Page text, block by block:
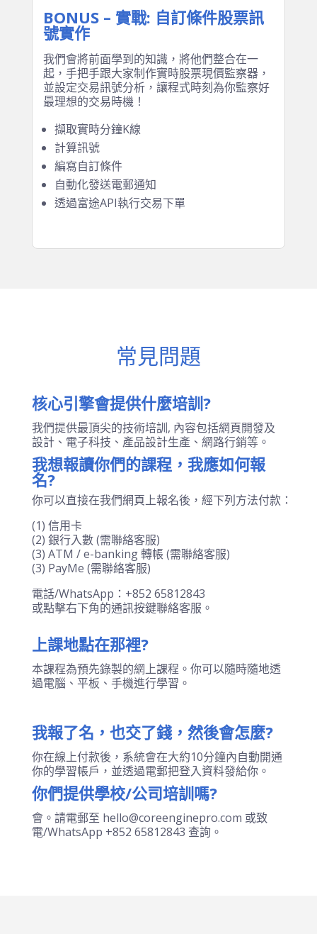
BONUS – 實戰: 自訂條件股票訊
號實作
我們會將前面學到的知識，將他們整合在一
起，手把手跟大家制作實時股票現價監察器，
並設定交易訊號分析，讓程式時刻為你監察好
最理想的交易時機！
擷取實時分鐘K線
計算訊號
自動化發送電郵通知
常見問題
核心引擎會提供什麼培訓?
我們提供最頂尖的技術培訓, 內容包括網頁開發及
設計、電子科技、產品設計生產、網路行銷等。
我想報讀你們的課程，我應如何報
名?
你可以直接在我們網頁上報名後，經下列方法付款：
(1) 信用卡
(2) 銀行入數 (需聯絡客服)
(3) ATM / e-banking 轉帳 (需聯絡客服)
電話/WhatsApp：+852 65812843
或點擊右下角的通訊按鍵聯絡客服。
本課程為預先錄製的網上課程。你可以隨時隨地透
過電腦、平板、手機進行學習。
我報了名，也交了錢，然後會怎麼?
你在線上付款後，系統會在大約10分鐘內自動開通
你的學習帳戶，並透過電郵把登入資料發給你。